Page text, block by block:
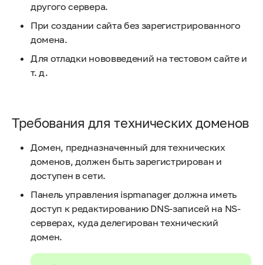
другого сервера.
При создании сайта без зарегистрированного
домена.
Для отладки нововведений на тестовом сайте и
т. д.
Требования для технических доменов
Домен, предназначенный для технических
доменов, должен быть зарегистрирован и
доступен в сети.
Панель управления ispmanager должна иметь
доступ к редактированию DNS-записей на NS-
серверах, куда делегирован технический
домен.